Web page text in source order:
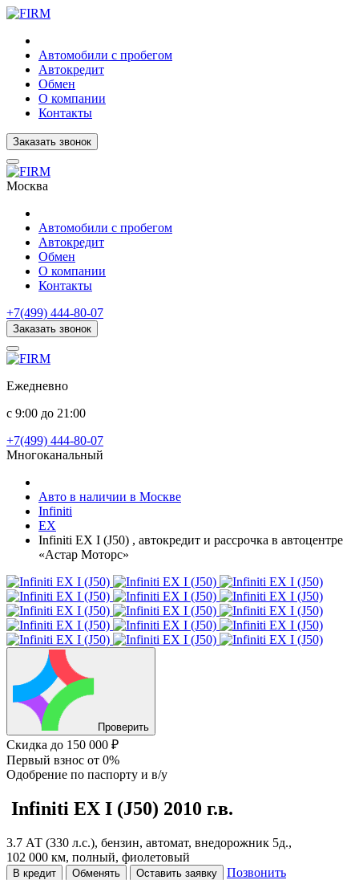
Автомобили с пробегом
Автокредит
Обмен
О компании
Контакты
Заказать звонок
Москва
Автомобили с пробегом
Автокредит
Обмен
О компании
Контакты
+7(499) 444-80-07
Заказать звонок
Ежедневно
с 9:00 до 21:00
+7(499) 444-80-07
Многоканальный
Авто в наличии в Москве
Infiniti
EX
Infiniti EX I (J50) , автокредит и рассрочка в автоцентре
«Астар Моторс»
Проверить
Скидка до 150 000 ₽
Первый взнос от 0%
Одобрение по паспорту и в/у
Infiniti EX I (J50) 2010 г.в.
3.7 АТ (330 л.с.), бензин, автомат, внедорожник 5д.,
102 000 км, полный, фиолетовый
В кредит Обменять Оставить заявку
Позвонить